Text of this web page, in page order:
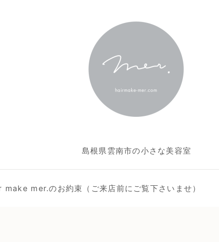
島根県雲南市の小さな美容室
make mer.のお約束（ご来店前にご覧下さいませ）